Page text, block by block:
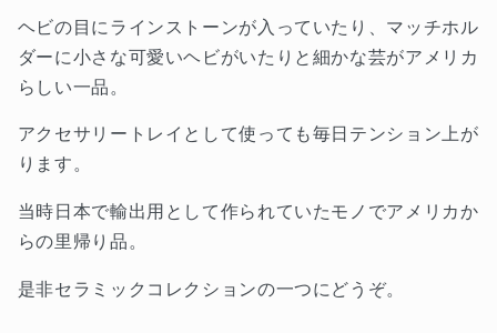
レ
イ
の
数
量
減
ら
レ
イ
数
増
ヘビの目にラインストーンが入っていたり、マッチホル
ダーに小さな可愛いヘビがいたりと細かな芸がアメリカ
らしい一品。
アクセサリートレイとして使っても毎日テンション上が
ります。
当時日本で輸出用として作られていたモノでアメリカか
らの里帰り品。
是非セラミックコレクションの一つにどうぞ。